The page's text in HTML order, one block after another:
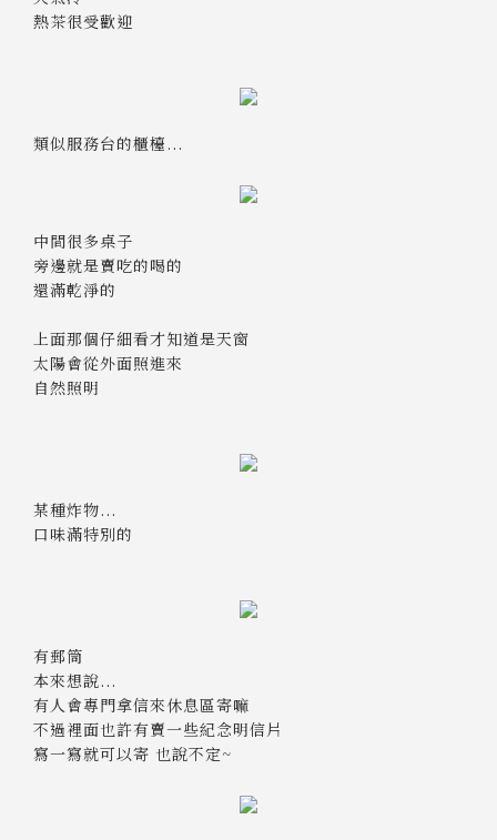
熱茶很受歡迎
類似服務台的櫃檯...
中間很多桌子
旁邊就是賣吃的喝的
還滿乾淨的
上面那個仔細看才知道是天窗
太陽會從外面照進來
自然照明
某種炸物...
口味滿特別的
有郵筒
本來想說...
有人會專門拿信來休息區寄嘛
不過裡面也許有賣一些紀念明信片
寫一寫就可以寄 也說不定~